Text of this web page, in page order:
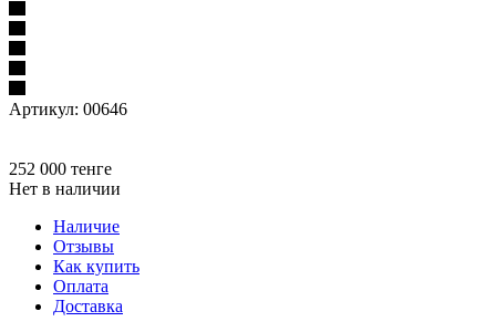
Артикул: 00646
252 000 тенге
Нет в наличии
Наличие
Отзывы
Как купить
Оплата
Доставка